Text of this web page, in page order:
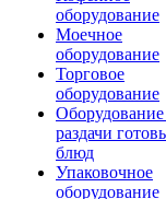
оборудование
Моечное
оборудование
Торговое
оборудование
Оборудование
раздачи
блюд
Упаковочное
оборудование